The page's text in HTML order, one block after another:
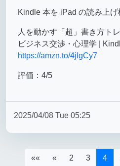
Kindle 本を iPad の読み上げ
人を動かす「超」書き方ト
ビジネス交渉・心理学 |
https://amzn.to/4jlgCy7
評価：4/5
2025/04/08 Tue 05:25
«« « 2 3 4